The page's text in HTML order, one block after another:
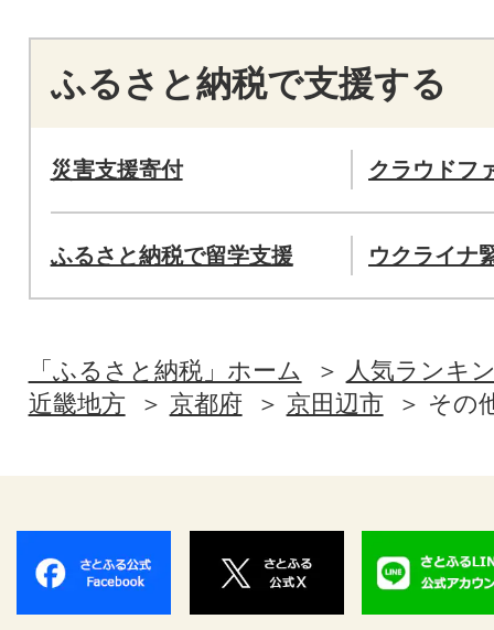
ふるさと納税で支援する
災害支援寄付 クラウドフ
ふるさと納税で留学支援 ウクライナ
「ふるさと納税」ホーム
人気ランキ
近畿地方
京都府 京田辺市 その